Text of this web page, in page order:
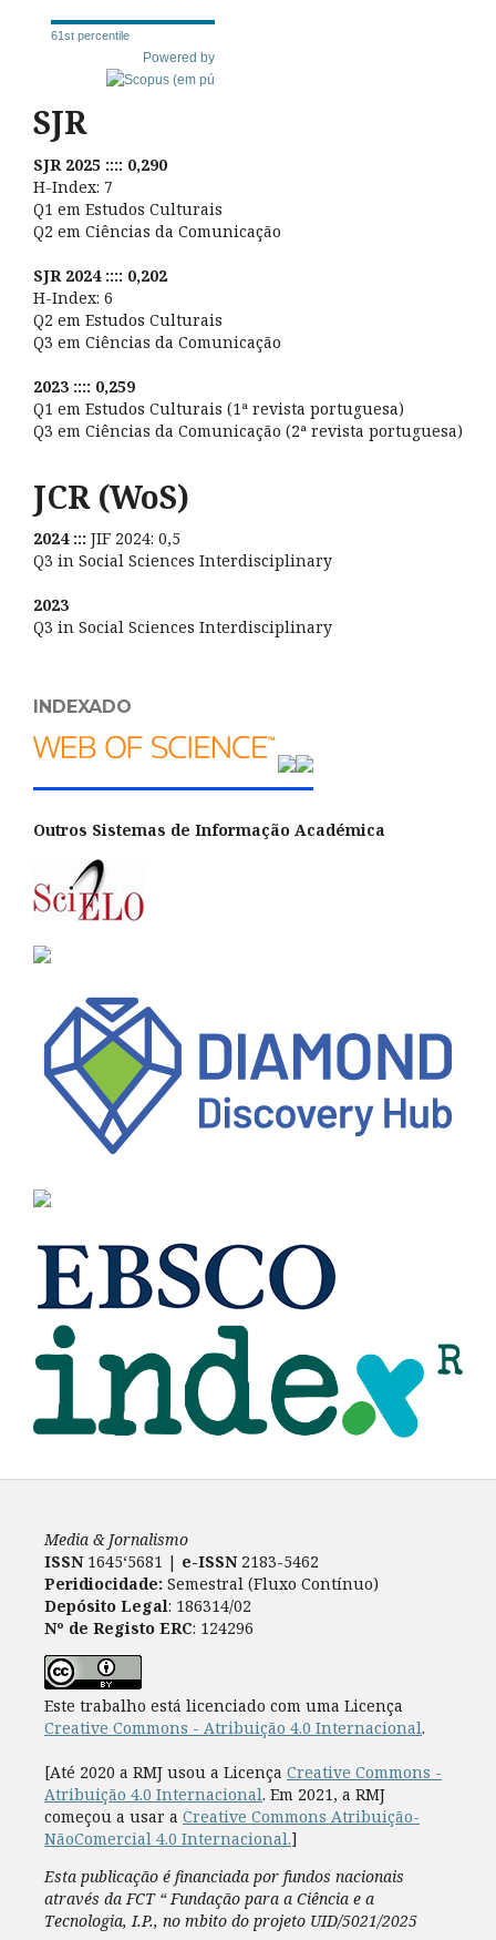
61st percentile
Powered by
SJR
SJR 2025 :::: 0,290
H-Index: 7
Q1 em Estudos Culturais
Q2 em Ciências da Comunicação
SJR 2024 :::: 0,202
H-Index: 6
Q2 em Estudos Culturais
Q3 em Ciências da Comunicação
2023 :::: 0,259
Q1 em Estudos Culturais (1ª revista portuguesa)
Q3 em Ciências da Comunicação (2ª revista portuguesa)
JCR (WoS)
2024 ::: JIF 2024: 0,5
Q3 in Social Sciences Interdisciplinary
2023
Q3 in Social Sciences Interdisciplinary
INDEXADO
Outros Sistemas de Informação Académica
Media & Jornalismo
ISSN 1645‘5681 | e-ISSN2183-5462
Peridiocidade: Semestral (Fluxo Contínuo)
Depósito Legal: 186314/02
Nº de Registo ERC: 124296
Este trabalho está licenciado com uma Licença
Creative Commons - Atribuição 4.0 Internacional.
[Até 2020 a RMJ usou a Licença Creative Commons -
Atribuição 4.0 Internacional. Em 2021, a RMJ
começou a usar a Creative Commons Atribuição-
NãoComercial 4.0 Internacional.]
Esta publicação é financiada por fundos nacionais
através da FCT “ Fundação para a Ciência e a
Tecnologia, I.P., no mbito do projeto UID/5021/2025